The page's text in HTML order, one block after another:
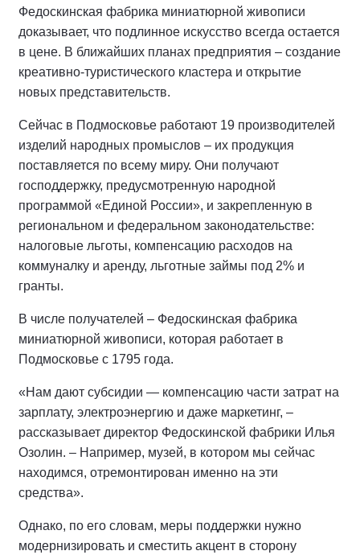
Федоскинская фабрика миниатюрной живописи
доказывает, что подлинное искусство всегда остается
в цене. В ближайших планах предприятия – создание
креативно-туристического кластера и открытие
новых представительств.
Сейчас в Подмосковье работают 19 производителей
изделий народных промыслов – их продукция
поставляется по всему миру. Они получают
господдержку, предусмотренную народной
программой «Единой России», и закрепленную в
региональном и федеральном законодательстве:
налоговые льготы, компенсацию расходов на
коммуналку и аренду, льготные займы под 2% и
гранты.
В числе получателей – Федоскинская фабрика
миниатюрной живописи, которая работает в
Подмосковье с 1795 года.
«Нам дают субсидии — компенсацию части затрат на
зарплату, электроэнергию и даже маркетинг, –
рассказывает директор Федоскинской фабрики Илья
Озолин. – Например, музей, в котором мы сейчас
находимся, отремонтирован именно на эти
средства».
Однако, по его словам, меры поддержки нужно
модернизировать и сместить акцент в сторону